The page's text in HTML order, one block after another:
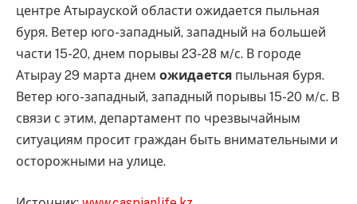
центре Атырауской области ожидается пыльная
буря. Ветер юго-западный, западный на большей
части 15-20, днем порывы 23-28 м/с. В городе
Атырау 29 марта днем ожидается пыльная буря.
Ветер юго-западный, западный порывы 15-20 м/с. В
связи с этим, департамент по чрезвычайным
ситуациям просит граждан быть внимательными и
осторожными на улице.